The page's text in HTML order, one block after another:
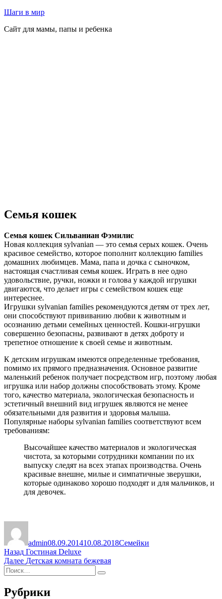
Перейти
содержимому
Шаги в мир
Сайт для мамы, папы и ребенка
Семья кошек
Семья кошек Сильваниан Фэмилис
Новая коллекция sylvanian — это семья серых кошек. Очень
красивое семейство, которое пополнит коллекцию families
домашних любимцев. Мама, папа и дочка с сыночком,
настоящая счастливая семья кошек. Играть в нее одно
удовольствие, ручки, ножки и голова у каждой игрушки
двигаются, что делает игры с семейством кошек еще
интереснее.
Игрушки sylvanian families рекомендуются детям от трех лет,
они способствуют прививанию любви к животным и
осознанию детьми семейных ценностей. Кошки-игрушки
совершенно безопасны, развивают в детях доброту и
трепетное отношение к своей семье и животным.
К детским игрушкам имеются определенные требования,
помимо их прямого предназначения. Основное развитие
маленький ребенок получает посредством игр, поэтому любая
игрушка или набор должны способствовать этому. Кроме
того, качество материала, экологическая безопасность и
эстетичный внешний вид игрушек являются не менее
обязательными для развития и здоровья малыша.
Популярные наборы sylvanian families соответствуют всем
требованиям:
Высочайшее качество материалов и экологическая
чистота, за которыми сотрудники компании по их
выпуску следят на всех этапах производства. Очень
красивые внешне, милые и симпатичные зверушки,
которые одинаково хорошо подходят и для мальчиков, и
для девочек.
admin08.09.201410.08.2018Семейки
Навигация
по
записям
Назад Предыдущая
запись:
Гостиная Deluxe
Далее Следующая
Детская комната бежевая
Искать:
Поиск
Рубрики